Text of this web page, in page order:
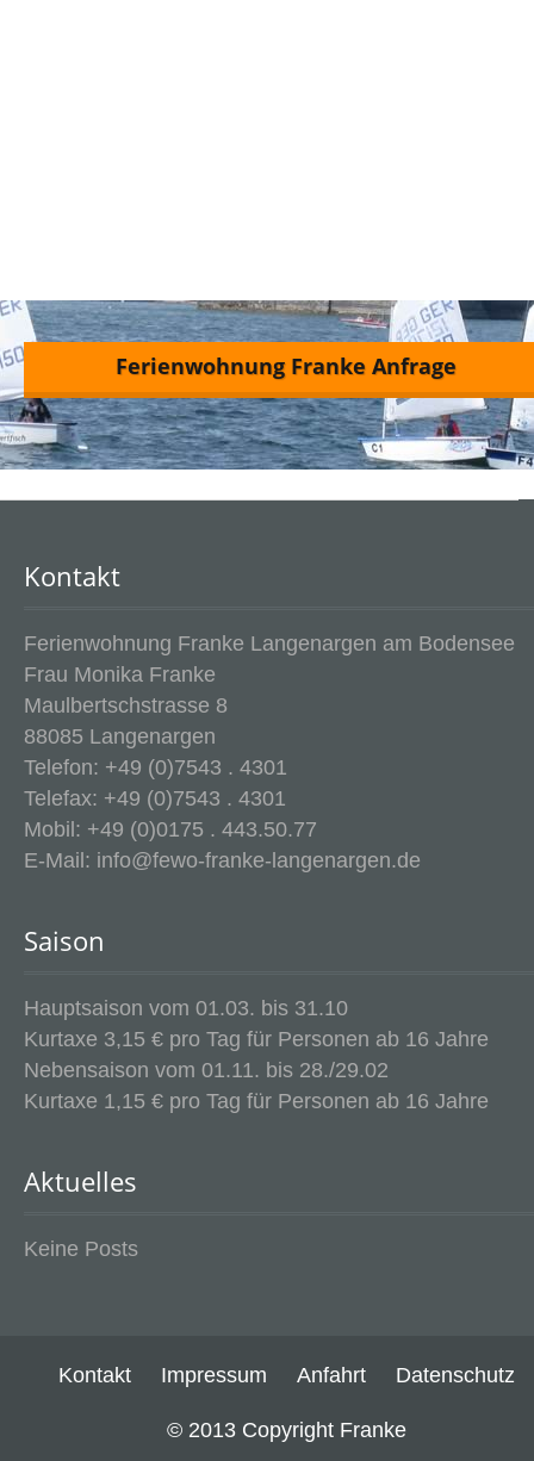
Ferienwohnung Franke Anfrage
Kontakt
Ferienwohnung Franke Langenargen am Bodensee
Frau Monika Franke
Maulbertschstrasse 8
88085 Langenargen
Telefon: +49 (0)7543 . 4301
Telefax: +49 (0)7543 . 4301
Mobil: +49 (0)0175 . 443.50.77
E-Mail: info@fewo-franke-langenargen.de
Saison
Hauptsaison vom 01.03. bis 31.10
Kurtaxe 3,15 € pro Tag für Personen ab 16 Jahre
Nebensaison vom 01.11. bis 28./29.02
Kurtaxe 1,15 € pro Tag für Personen ab 16 Jahre
Aktuelles
Keine Posts
Kontakt Impressum Anfahrt Datenschutz
© 2013 Copyright Franke